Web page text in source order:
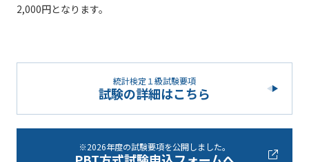
2,000円となります。
統計検定１級試験要項
試験の詳細はこちら
※2026年度の試験要項を公開しました。